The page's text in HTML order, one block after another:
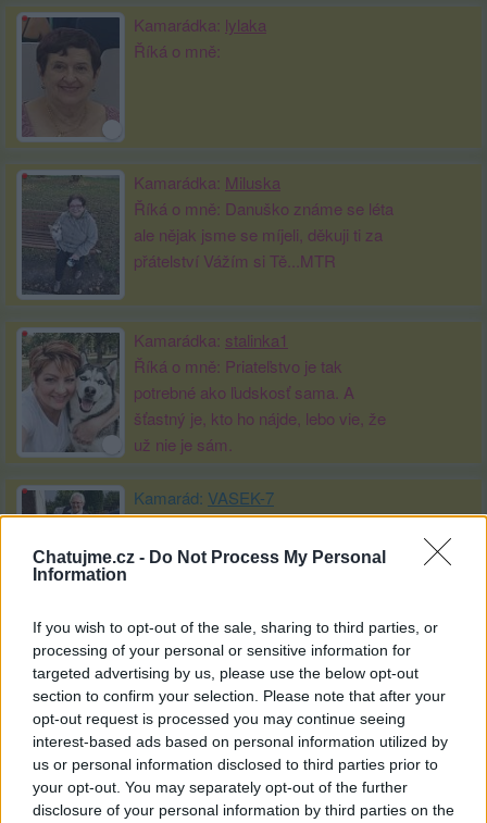
Chatujme.cz - Do Not Process My Personal
Information
If you wish to opt-out of the sale, sharing to third parties, or
processing of your personal or sensitive information for
targeted advertising by us, please use the below opt-out
section to confirm your selection. Please note that after your
opt-out request is processed you may continue seeing
interest-based ads based on personal information utilized by
us or personal information disclosed to third parties prior to
your opt-out. You may separately opt-out of the further
disclosure of your personal information by third parties on the
Kamarádka: lylaka
Říká o mně:
Kamarádka: Miluska
Říká o mně: Danuško známe se léta
ale nějak jsme se míjeli, děkuji ti za
přátelství Vážím si Tě...MTR
Kamarádka: stalinka1
Říká o mně: Priateľstvo je tak
potrebné ako ľudskosť sama. A
šťastný je, kto ho nájde, lebo vie, že
už nie je sám.
Kamarád: VASEK-7
Říká o mně:
Kamarádka:Marinela-1
Říká o mně: Danuško,jsem ráda,že
jsi mě tady našla,jsi mi
sympatická,děkuji Ti za přátelství♥
Kamarádka:jahoda